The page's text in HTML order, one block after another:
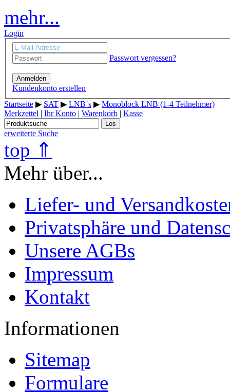
mehr...
Login
Passwort vergessen?
Anmelden
Kundenkonto erstellen
Startseite ▶ SAT ▶ LNB´s ▶ Monoblock LNB (1-4 Teilnehmer)
Merkzettel | Ihr Konto | Warenkorb | Kasse
Los
erweiterte Suche
top ⇑
Mehr über...
Liefer- und
Privatsphäre und
Unsere AGBs
Impressum
Kontakt
Informationen
Sitemap
Formulare